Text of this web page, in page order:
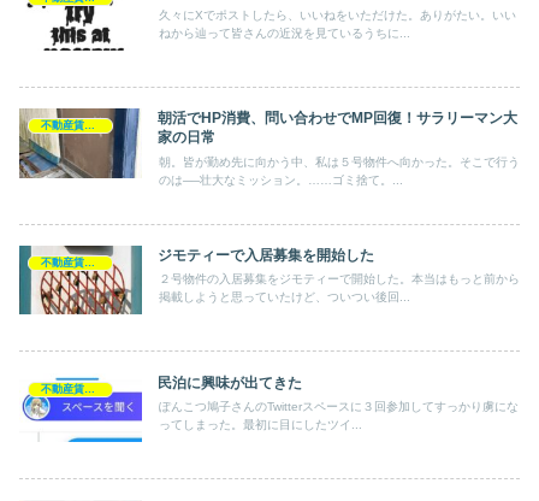
久々にXでポストしたら、いいねをいただけた。ありがたい。いい
ねから辿って皆さんの近況を見ているうちに...
朝活でHP消費、問い合わせでMP回復！サラリーマン大
家の日常
朝。皆が勤め先に向かう中、私は５号物件へ向かった。そこで行う
のは──壮大なミッション。……ゴミ捨て。...
ジモティーで入居募集を開始した
２号物件の入居募集をジモティーで開始した。本当はもっと前から
掲載しようと思っていたけど、ついつい後回...
不動産賃貸業 民泊に興味が出てきた
ぽんこつ鳩子さんのTwitterスペースに３回参加してすっかり虜にな
ってしまった。最初に目にしたツイ...